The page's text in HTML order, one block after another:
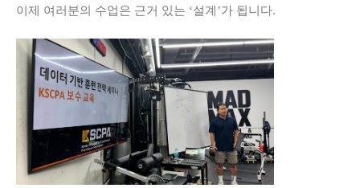
이제 여러분의 수업은 근거 있는 ‘설계’가 됩니다.